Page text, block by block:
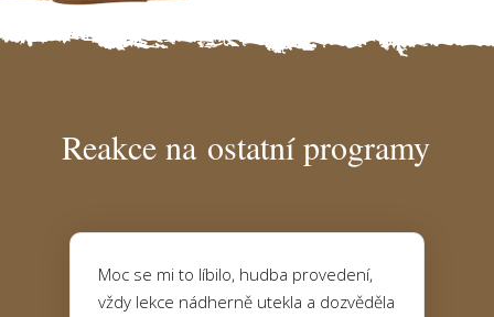
Reakce na ostatní programy
Moc se mi to líbilo, hudba provedení,
vždy lekce nádherně utekla a dozvěděla